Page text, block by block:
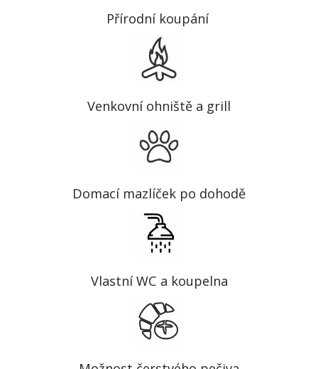
Přírodní koupání
Venkovní ohniště a grill
Domací mazlíček po dohodě
Vlastní WC a koupelna